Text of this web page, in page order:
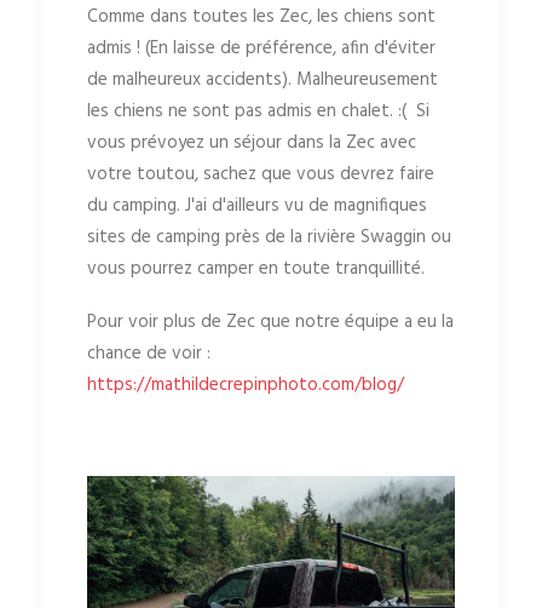
Comme dans toutes les Zec, les chiens sont
admis ! (En laisse de préférence, afin d'éviter
de malheureux accidents). Malheureusement
les chiens ne sont pas admis en chalet. :( Si
vous prévoyez un séjour dans la Zec avec
votre toutou, sachez que vous devrez faire
du camping. J'ai d'ailleurs vu de magnifiques
sites de camping près de la rivière Swaggin ou
vous pourrez camper en toute tranquillité.
Pour voir plus de Zec que notre équipe a eu la
chance de voir :
https://mathildecrepinphoto.com/blog/